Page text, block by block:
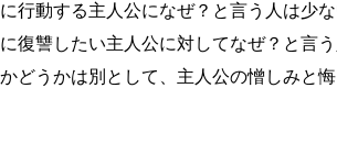
行動する主人公になぜ？と言う人は少な
復讐したい主人公に対してなぜ？と言う
どうかは別として、主人公の憎しみと